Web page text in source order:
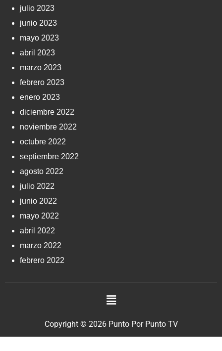
julio 2023
junio 2023
mayo 2023
abril 2023
marzo 2023
febrero 2023
enero 2023
diciembre 2022
noviembre 2022
octubre 2022
septiembre 2022
agosto 2022
julio 2022
junio 2022
mayo 2022
abril 2022
marzo 2022
febrero 2022
Copyright © 2026 Punto Por Punto TV